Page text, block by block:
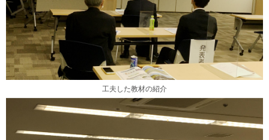
工夫した教材の紹介